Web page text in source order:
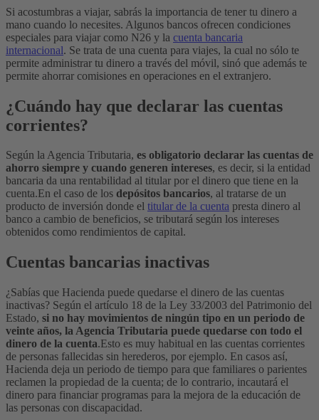
Si acostumbras a viajar, sabrás la importancia de tener tu dinero a
mano cuando lo necesites. Algunos bancos ofrecen condiciones
especiales para viajar como N26 y la cuenta bancaria
internacional. Se trata de una cuenta para viajes, la cual no sólo te
permite administrar tu dinero a través del móvil, sinó que además te
permite ahorrar comisiones en operaciones en el extranjero.
¿Cuándo hay que declarar las cuentas
corrientes?
Según la Agencia Tributaria, es obligatorio declarar las cuentas de
ahorro siempre y cuando generen intereses, es decir, si la entidad
bancaria da una rentabilidad al titular por el dinero que tiene en la
cuenta.En el caso de los depósitos bancarios, al tratarse de un
producto de inversión donde el titular de la cuenta presta dinero al
banco a cambio de beneficios, se tributará según los intereses
obtenidos como rendimientos de capital.
Cuentas bancarias inactivas
¿Sabías que Hacienda puede quedarse el dinero de las cuentas
inactivas? Según el artículo 18 de la Ley 33/2003 del Patrimonio del
Estado, si no hay movimientos de ningún tipo en un periodo de
veinte años, la Agencia Tributaria puede quedarse con todo el
dinero de la cuenta.Esto es muy habitual en las cuentas corrientes
de personas fallecidas sin herederos, por ejemplo. En casos así,
Hacienda deja un periodo de tiempo para que familiares o parientes
reclamen la propiedad de la cuenta; de lo contrario, incautará el
dinero para financiar programas para la mejora de la educación de
las personas con discapacidad.